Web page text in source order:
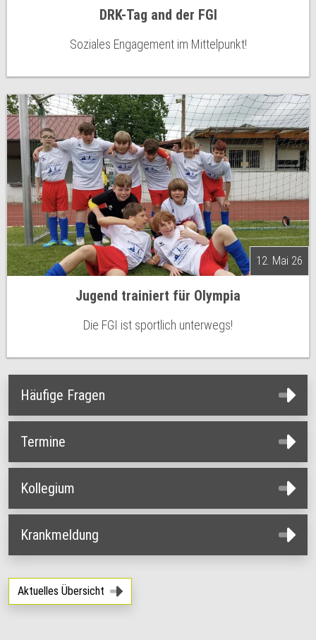
DRK-Tag and der FGI
Soziales Engagement im Mittelpunkt!
12. Mai 26
Jugend trainiert für Olympia
Die FGI ist sportlich unterwegs!
Häufige Fragen
Termine
Kollegium
Krankmeldung
Aktuelles Übersicht